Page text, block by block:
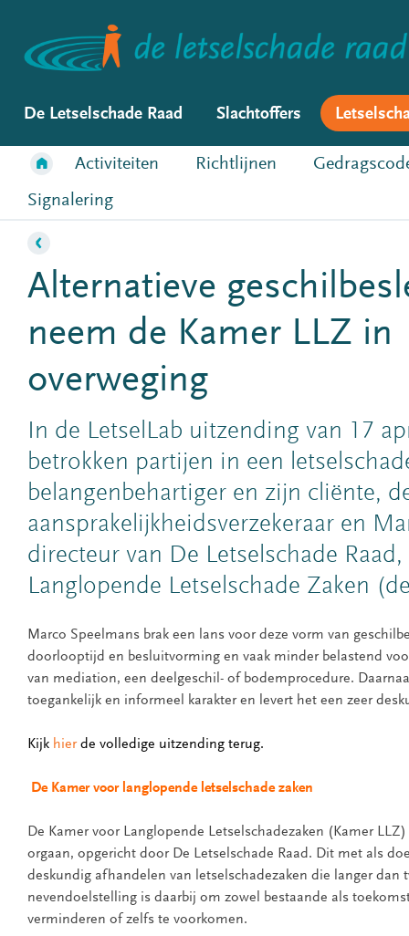
De Letselschade Raad Slachtoffers
Activiteiten Richtlijnen
Signalering
Alternatieve
neem de Kamer LLZ in
overweging
In de LetselLab uitzending van 17
betrokken partijen in een
belangenbehartiger en zijn cliënte,
aansprakelijkheidsverzekeraar en
directeur van De Letselschade
Langlopende Letselschade Zaken
Marco Speelmans brak een lans voor deze vorm van
doorlooptijd en besluitvorming en vaak minder belastend
van mediation, een deelgeschil- of bodemprocedure.
toegankelijk en informeel karakter en levert het een zeer
Kijk hierde volledige uitzending terug.
De Kamer voor langlopende letselschade zaken
De Kamer voor Langlopende Letselschadezaken (Kamer
orgaan, opgericht door De Letselschade Raad. Dit met als
deskundig afhandelen van letselschadezaken die langer dan
nevendoelstelling is daarbij om zowel bestaande als
verminderen of zelfs te voorkomen.